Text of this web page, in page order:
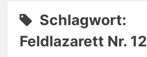
Schlagwort:
Feldlazarett Nr. 12